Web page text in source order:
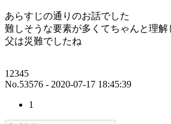
あらすじの通りのお話でした
難しそうな要素が多くてちゃんと理
父は災難でしたね
12345
No.53576 - 2020-07-17 18:45:39
1